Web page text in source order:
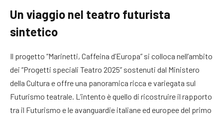
Un viaggio nel teatro futurista
sintetico
Il progetto “Marinetti, Caffeina d’Europa” si colloca nell’ambito
dei “Progetti speciali Teatro 2025” sostenuti dal Ministero
della Cultura e offre una panoramica ricca e variegata sul
Futurismo teatrale. L’intento è quello di ricostruire il rapporto
tra il Futurismo e le avanguardie italiane ed europee del primo